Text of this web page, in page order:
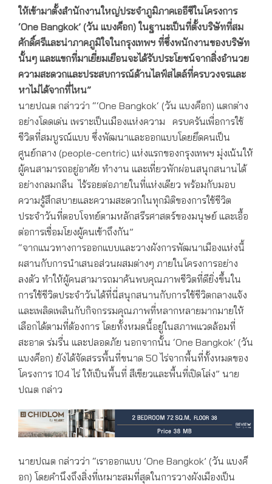
ให้เข้ามาตั้งสำนักงานใหญ่ประจำภูมิภาคเออีซีในโครงการ
‘One Bangkok’ (วัน แบงค็อก) ในฐานะเป็นที่ตั้งบริษัทที่สม
ศักดิ์ศรีและน่าภาคภูมิใจในกรุงเทพฯ ที่ซึ่งพนักงานของบริษัท
นั้นๆ และแขกที่มาเยี่ยมเยือนจะได้รับประโยชน์จากสิ่งอำนวย
ความสะดวกและประสบการณ์ด้านไลฟ์สไตล์ที่ครบวงจรและ
หาไม่ได้จากที่ไหน”
นายปณต กล่าวว่า “‘One Bangkok‘ (วัน แบงค็อก) แตกต่าง
อย่างโดดเด่น เพราะเป็นเมืองแห่งความ ครบครันเพื่อการใช้
ชีวิตที่สมบูรณ์แบบ ซึ่งพัฒนาและออกแบบโดยยึดคนเป็น
ศูนย์กลาง (people-centric) แห่งแรกของกรุงเทพฯ มุ่งเน้นให้
ผู้คนสามารถอยู่อาศัย ทำงาน และเที่ยวพักผ่อนสนุกสนานได้
อย่างกลมกลืน ไร้รอยต่อภายในที่แห่งเดียว พร้อมกับมอบ
ความรู้สึกสบายและความสะดวกในทุกมิติของการใช้ชีวิต
ประจำวันที่ตอบโจทย์ตามหลักสรีรศาสตร์ของมนุษย์ และเอื้อ
ต่อการเชื่อมโยงผู้คนเข้าถึงกัน”
“จากแนวทางการออกแบบและวางผังการพัฒนาเมืองแห่งนี้
ผสานกับการนำเสนอส่วนผสมต่างๆ ภายในโครงการอย่าง
ลงตัว ทำให้ผู้คนสามารถมาค้นพบคุณภาพชีวิตที่ดียิ่งขึ้นใน
การใช้ชีวิตประจำวันได้ที่นี่สนุกสนานกับการใช้ชีวิตกลางแจ้ง
และเพลิดเพลินกับกิจกรรมคุณภาพที่หลากหลายมากมายให้
เลือกได้ตามที่ต้องการ โดยทั้งหมดนี้อยู่ในสภาพแวดล้อมที่
สะอาด ร่มรื่น และปลอดภัย นอกจากนั้น ‘One Bangkok’ (วัน
แบงค็อก) ยังได้จัดสรรพื้นที่ขนาด 50 ไร่จากพื้นที่ทั้งหมดของ
โครงการ 104 ไร่ ให้เป็นพื้นที่ สีเขียวและพื้นที่เปิดโล่ง” นาย
ปณต กล่าว
นายปณต กล่าวว่า “เราออกแบบ ‘One Bangkok’ (วัน แบงค็
อก) โดยคำนึงถึงสิ่งที่เหมาะสมที่สุดในการวางผังเมืองเป็น